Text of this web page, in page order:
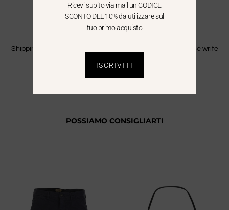
Shipping is free only in Italy. For Extra CEE countries please write
POSSIAMO CONSIGLIARTI
Ricevi subito via mail un CODICE
SCONTO DEL 10% da utilizzare sul
tuo primo acquisto
ISCRIVITI